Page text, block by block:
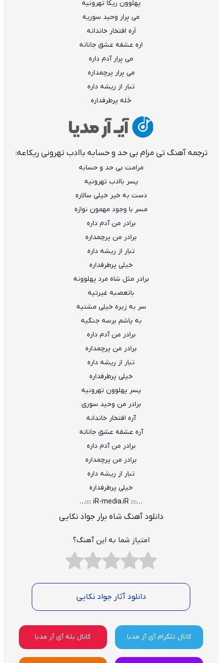
پهلوون ریکا تهرونیه
می بِرار وحید سوریه
اَره افتخار خاندانه
اره عشقه عشق جانانه
می بِرار آدم داره
می بِرار پرچمداره
تبار از ریشه داره
خَله پرطرفداره
ترجمه آهنگ تی مرام بی حد و حسابه باادب تهرونی ریکاعه:
مرامت بی حد و حسابه
پسر باادب تهرونیه
دست به خیر خیلی سالاره
مسر با وجود مهمون نوازه
برادر من آدم داره
برادر من پرچمداره
تبار از ریشه داره
خیلی پرطرفداره
برادر مثل شاه مرد پهلوونه
باتعصبه غیرتیه
سر به زیره خیلی مشتیه
به پاشم برسه جنگیه
برادر من آدم داره
برادر من پرچمداره
تبار از ریشه داره
خیلی پرطرفداره
پسر پهلوون تهرونیه
برادر من وحید سوری
آره افتخار خاندانه
آره عشقه عشق جانانه
برادر من آدم داره
برادر من پرچمداره
تبار از ریشه داره
خیلی پرطرفداره
…:::: iR-media.iR ::::…
دانلود آهنگ شاه برار جواد نکایی
امتیاز شما به این آهنگ؟
دانلود آثار جواد نکایی
کانال تلگرام آی آر مدیا کانال بله آی آر مدیا